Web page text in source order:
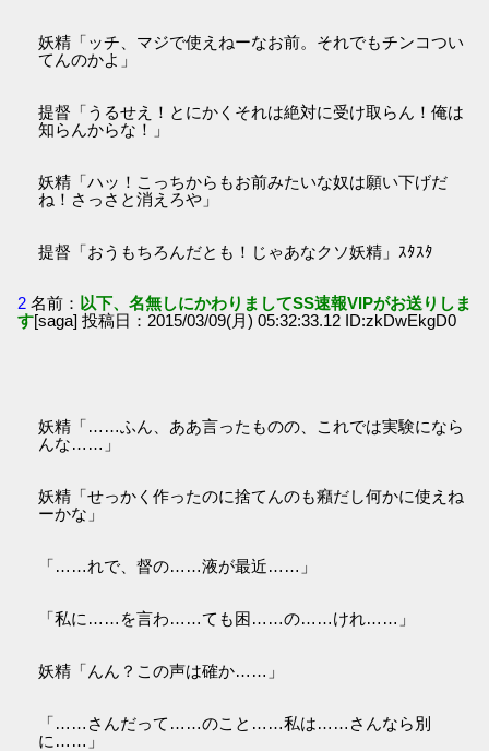
妖精「ッチ、マジで使えねーなお前。それでもチンコつい
てんのかよ」
提督「うるせえ！とにかくそれは絶対に受け取らん！俺は
知らんからな！」
妖精「ハッ！こっちからもお前みたいな奴は願い下げだ
ね！さっさと消えろや」
提督「おうもちろんだとも！じゃあなクソ妖精」ｽﾀｽﾀ
2 名前： 以下、名無しにかわりましてSS速報VIPがお送りしま
す[saga] 投稿日：2015/03/09(月) 05:32:33.12 ID:zkDwEkgD0
妖精「……ふん、ああ言ったものの、これでは実験になら
んな……」
妖精「せっかく作ったのに捨てんのも癪だし何かに使えね
ーかな」
「……れで、督の……液が最近……」
「私に……を言わ……ても困……の……けれ……」
妖精「んん？この声は確か……」
「……さんだって……のこと……私は……さんなら別
に……」